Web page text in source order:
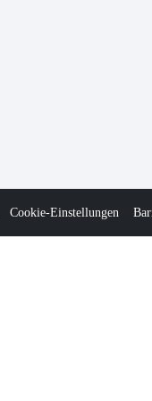
Cookie-Einstellungen